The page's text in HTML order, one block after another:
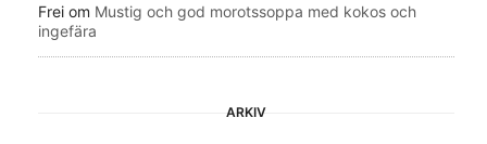
Frei om Mustig och god morotssoppa med kokos och
ingefära
ARKIV